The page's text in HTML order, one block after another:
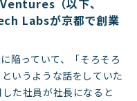
（以下、
Labsが京都で創業
陥っていて、「そろそろ
いうような話をしていた
た社員が社長になると